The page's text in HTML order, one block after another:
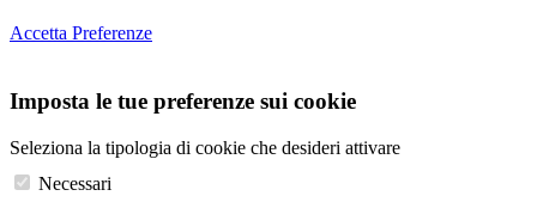
Accetta Preferenze
Imposta le tue preferenze sui cookie
Seleziona la tipologia di cookie che desideri attivare
Necessari